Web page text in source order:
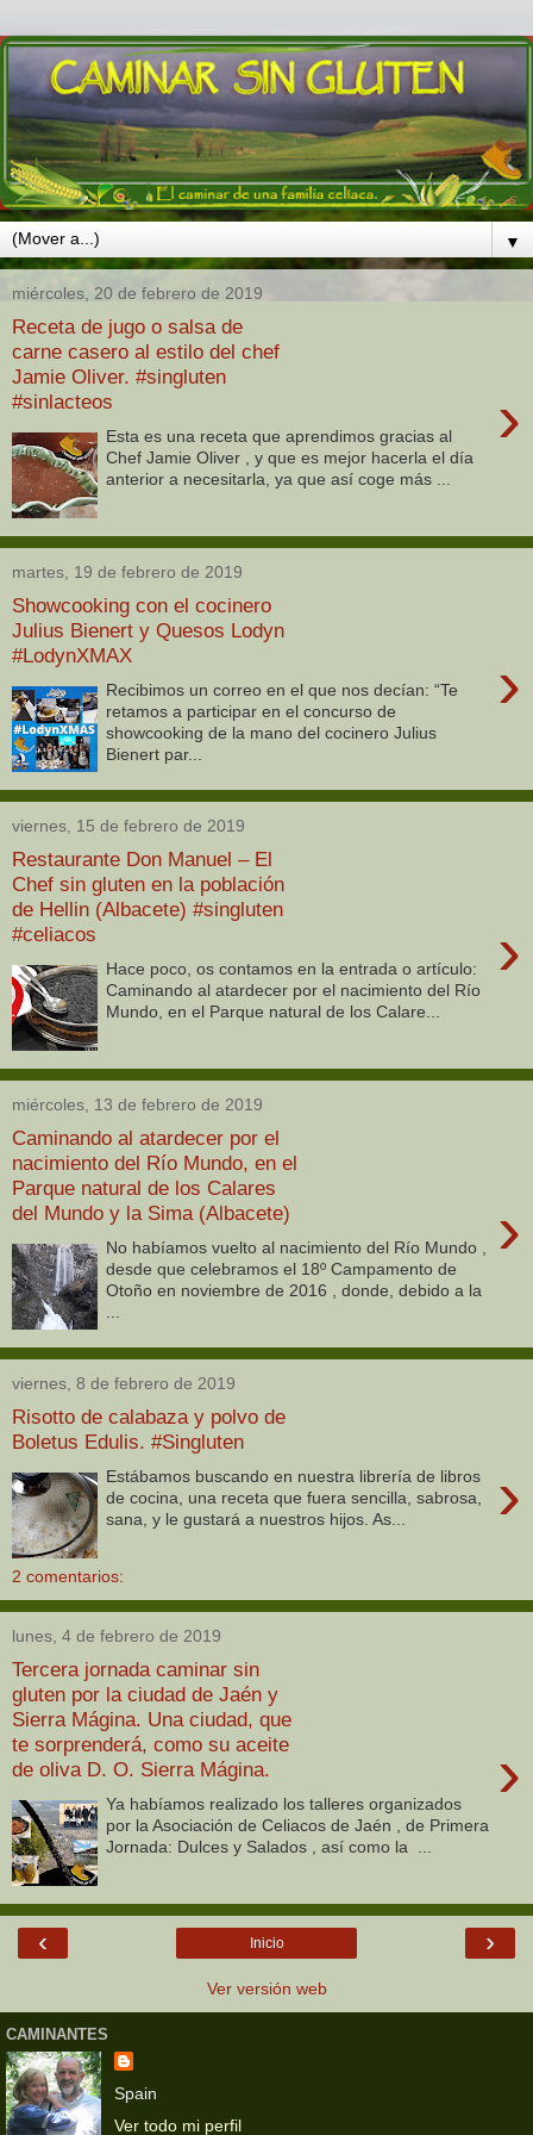
▼
miércoles, 20 de febrero de 2019
Receta de jugo o salsa de
carne casero al estilo del chef
Jamie Oliver. #singluten
#sinlacteos
›
Esta es una receta que aprendimos gracias al
Chef Jamie Oliver , y que es mejor hacerla el día
anterior a necesitarla, ya que así coge más ...
martes, 19 de febrero de 2019
Showcooking con el cocinero
Julius Bienert y Quesos Lodyn
#LodynXMAX
›
Recibimos un correo en el que nos decían: “Te
retamos a participar en el concurso de
showcooking de la mano del cocinero Julius
Bienert par...
viernes, 15 de febrero de 2019
Restaurante Don Manuel – El
Chef sin gluten en la población
de Hellin (Albacete) #singluten
#celiacos
›
Hace poco, os contamos en la entrada o artículo:
Caminando al atardecer por el nacimiento del Río
Mundo, en el Parque natural de los Calare...
miércoles, 13 de febrero de 2019
Caminando al atardecer por el
nacimiento del Río Mundo, en el
Parque natural de los Calares
del Mundo y la Sima (Albacete)
›
No habíamos vuelto al nacimiento del Río Mundo ,
desde que celebramos el 18º Campamento de
Otoño en noviembre de 2016 , donde, debido a la
viernes, 8 de febrero de 2019
Risotto de calabaza y polvo de
Boletus Edulis. #Singluten
›
Estábamos buscando en nuestra librería de libros
de cocina, una receta que fuera sencilla, sabrosa,
sana, y le gustará a nuestros hijos. As...
2 comentarios:
lunes, 4 de febrero de 2019
Tercera jornada caminar sin
gluten por la ciudad de Jaén y
Sierra Mágina. Una ciudad, que
te sorprenderá, como su aceite
de oliva D. O. Sierra Mágina.
›
Ya habíamos realizado los talleres organizados
por la Asociación de Celiacos de Jaén , de Primera
Jornada: Dulces y Salados , así como la ...
‹ ›
Inicio
Ver versión web
CAMINANTES
Spain
Ver todo mi perfil